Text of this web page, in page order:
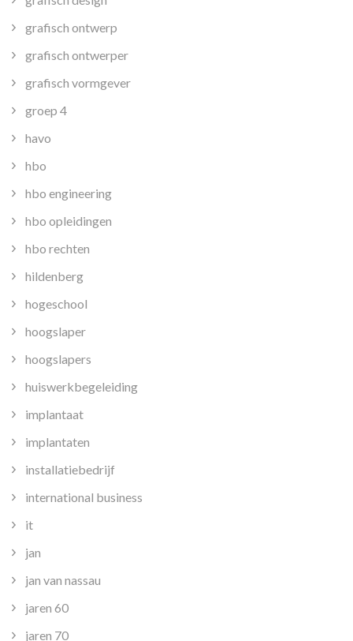
grafisch ontwerp
grafisch ontwerper
grafisch vormgever
groep 4
havo
hbo
hbo engineering
hbo opleidingen
hbo rechten
hildenberg
hogeschool
hoogslaper
hoogslapers
huiswerkbegeleiding
implantaat
implantaten
installatiebedrijf
international business
it
jan
jan van nassau
jaren 60
jaren 70